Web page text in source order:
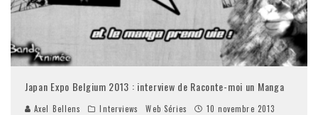
Japan Expo Belgium 2013 : interview de Raconte-moi un Manga
Axel Bellens Interviews Web Séries
10 novembre 2013